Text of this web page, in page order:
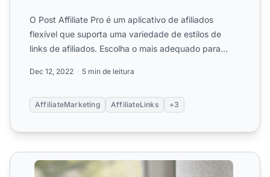
O Post Affiliate Pro é um aplicativo de afiliados
flexível que suporta uma variedade de estilos de
links de afiliados. Escolha o mais adequado para
Dec 12, 2022 5 min de leitura
AffiliateMarketing AffiliateLinks +3
Rastreamento de SubID/Canais de Anúncios